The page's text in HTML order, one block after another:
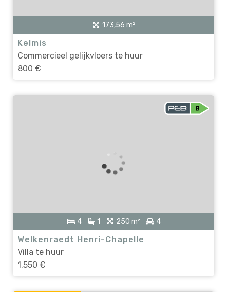
173,56 m²
Kelmis
Commercieel gelijkvloers te huur
800 €
4 1 250 m² 4
Welkenraedt Henri-Chapelle
Villa te huur
1.550 €